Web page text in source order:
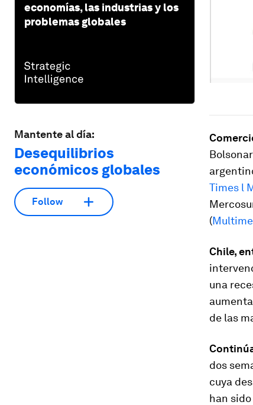
economías, las industrias y los
problemas globales
Mantente al día:
Desequilibrios
económicos globales
Follow
Times l
(
Chile,
una
de las
dos
cuya
han